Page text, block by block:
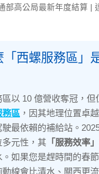
部高公局最新年度結算 |
「西螺服務區」
以 10 億營收奪冠，但
務區 ，因其地理位置卓
最依賴的補給站。
多元性，其 「服務效率」
如果您是趕時間的春
動線會比清水、關西更